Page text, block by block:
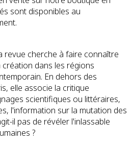
sont disponibles au
revue cherche à faire connaître
dans les régions
En dehors des
elle associe la critique
scientifiques ou littéraires,
l'information sur la mutation des
il pas de révéler l'inlassable
?